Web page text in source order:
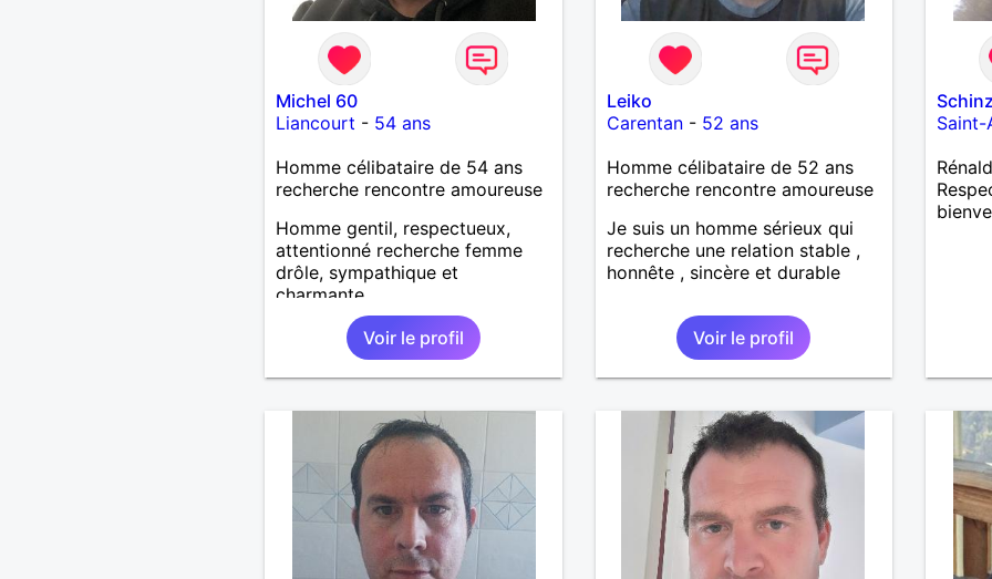
Michel 60
Liancourt - 54 ans
Homme célibataire de 54 ans
recherche rencontre amoureuse
Homme gentil, respectueux,
attentionné recherche femme
drôle, sympathique et
charmante
Voir le profil
Leiko
Carentan- 52 ans
Homme célibataire de 52 ans
recherche rencontre amoureuse
Je suis un homme sérieux qui
recherche une relation stable ,
honnête , sincère et durable
Voir le profil
Saint-